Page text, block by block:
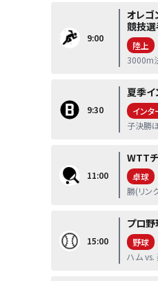
9:00
オレ
競技
陸上
3000m
9:30
夏季イ
インタ
子決勝
11:00
WTT
卓球
勝(リン
15:00
プロ野
野球
ハム